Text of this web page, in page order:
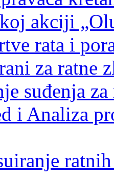
akciji
rata i
za ratne
suđenja
i Analiza